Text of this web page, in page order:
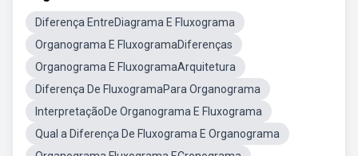
Diferença EntreDiagrama E Fluxograma
Organograma E FluxogramaDiferenças
Organograma E FluxogramaArquitetura
Diferença De FluxogramaPara Organograma
InterpretaçãoDe Organograma E Fluxograma
Qual a Diferença De Fluxograma E Organograma